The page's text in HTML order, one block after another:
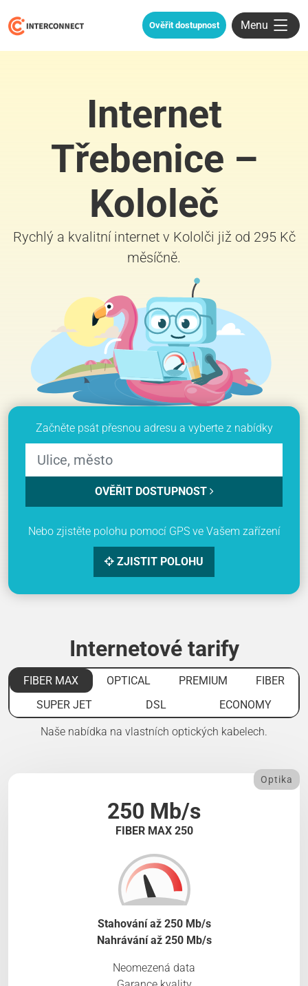
Ověřit dostupnost Menu
Internet
Třebenice –
Kololeč
Rychlý a kvalitní internet v Kololči již od 295 Kč
měsíčně.
Začněte psát přesnou adresu a vyberte z nabídky
OVĚŘIT DOSTUPNOST
Nebo zjistěte polohu pomocí GPS ve Vašem zařízení
ZJISTIT POLOHU
Internetové tarify
FIBER MAX OPTICAL PREMIUM
FIBER
SUPER JET
DSL ECONOMY
Naše nabídka na vlastních optických kabelech.
250 Mb/s
FIBER MAX 250
Optika
Stahování až 250 Mb/s
Nahrávání až 250 Mb/s
Neomezená data